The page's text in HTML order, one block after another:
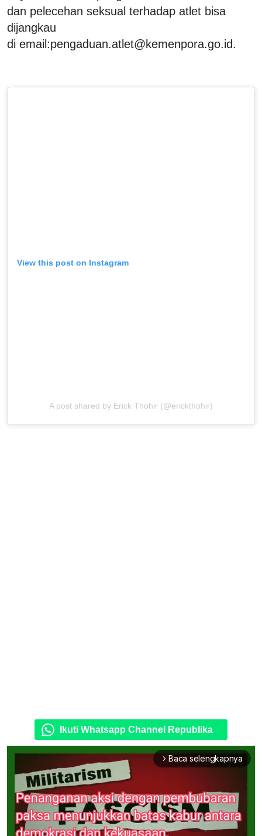
dan pelecehan seksual terhadap atlet bisa
dijangkau
di email:pengaduan.atlet@kemenpora.go.id.
View this post on Instagram
A post shared by Erick Thohir (@erickthohir)
Ikuti Whatsapp Channel Republika
arrow_forward_ios Baca selengkapnya